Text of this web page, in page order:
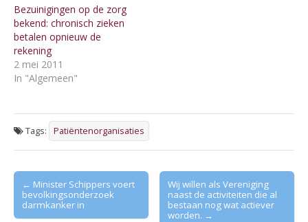
Bezuinigingen op de zorg
bekend: chronisch zieken
betalen opnieuw de
rekening
2 mei 2011
In "Algemeen"
Tags: Patiëntenorganisaties
Post
navigation
← Minister Schippers voert
bevolkingsonderzoek
darmkanker in
Wij willen als Vereniging
naast de activiteiten die al
bestaan nog wat actiever
worden. →